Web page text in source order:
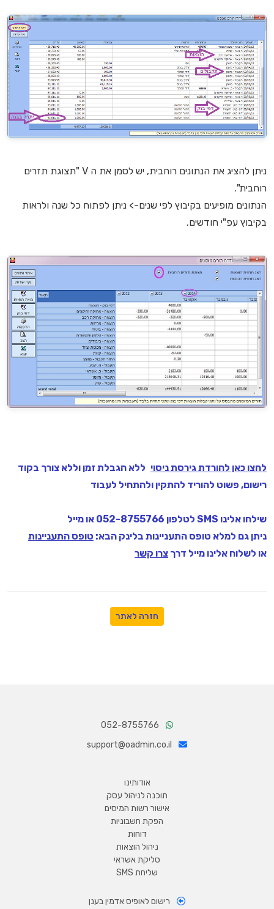
ניתן להציג את הנתונים רוחבית, יש לסמן את ה V "תצוגת תזרים
רוחבית".
הנתונים מופיעים בקיבוץ לפי שנים-> ניתן לפתוח כל שנה ולראות
בקיבוץ עפ"י חודשים.
לחצו כאן להורדת גירסת ניסוי ללא הגבלת זמן וללא צורך בקוד
רישום, פשוט להוריד להתקין ולהתחיל לעבוד
שילחו אלינו SMS לטלפון 052-8755766 או מייל
ניתן גם למלא טופס התעניינות בלינק הבא: טופס התעניינות
או לשלוח אלינו מייל דרך צרו קשר
חזרה לאתר
אודותינו
תוכנה לניהול עסק
אישור רשות המיסים
הפקת חשבוניות
דוחות
ניהול הוצאות
סליקת אשראי
שליחת SMS
רישום לאופיס אדמין בענן